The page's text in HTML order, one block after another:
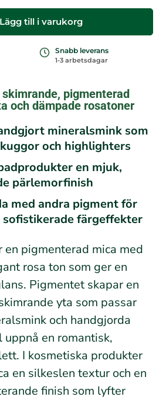
Lägg till i varukorg
Snabb leverans
1-3 arbetsdagar
pigmenterad
och dämpade rosatoner
mineralsmink som
och highlighters
en mjuk,
pärlemorfinish
med andra pigment för
sofistikerade färgeffekter
en pigmenterad mica med
rosa ton som ger en
Pigmentet skapar en
yta som passar
och handgjorda
en romantisk,
I kosmetiska produkter
en silkeslen textur och en
finish som lyfter